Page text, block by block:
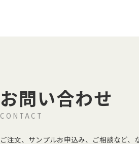
お問い合わせ
CONTACT
ご注文、サンプルお申込み、ご相談など、